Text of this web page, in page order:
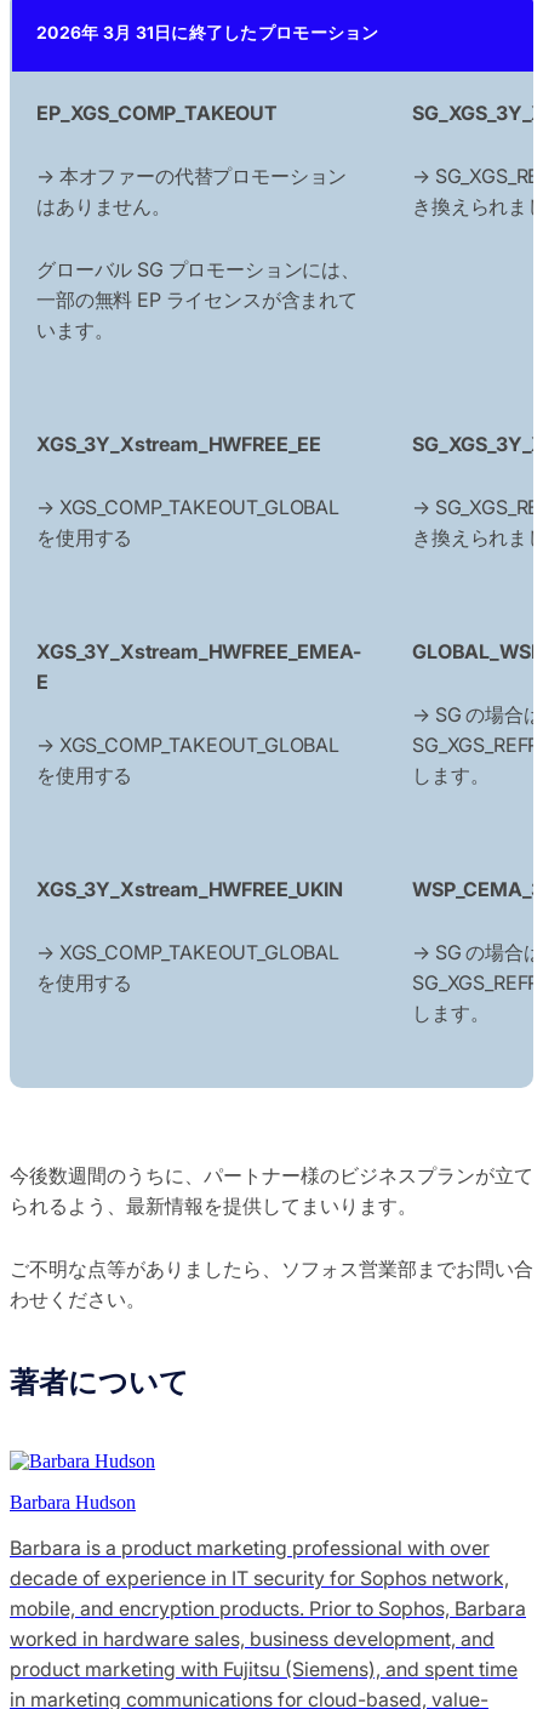
2026年 3月 31日に終了したプロモーション
EP_XGS_COMP_TAKEOUT
→ 本オファーの代替プロモーション
はありません。
グローバル SG プロモーションには、
一部の無料 EP ライセンスが含まれて
います。
→
き換えられま
XGS_3Y_Xstream_HWFREE_EE
→ XGS_COMP_TAKEOUT_GLOBAL
を使用する
→
き換えられま
XGS_3Y_Xstream_HWFREE_EMEA-
E
→ XGS_COMP_TAKEOUT_GLOBAL
を使用する
→ SG の場合
します。
XGS_3Y_Xstream_HWFREE_UKIN
→ XGS_COMP_TAKEOUT_GLOBAL
を使用する
→ SG の場合
します。
今後数週間のうちに、パートナー様のビジネスプランが立て
られるよう、最新情報を提供してまいります。
ご不明な点等がありましたら、ソフォス営業部までお問い合
わせください。
著者について
Barbara Hudson
Barbara is a product marketing professional with over
decade of experience in IT security for Sophos network,
mobile, and encryption products. Prior to Sophos, Barbara
worked in hardware sales, business development, and
product marketing with Fujitsu (Siemens), and spent time
in marketing communications for cloud-based, value-